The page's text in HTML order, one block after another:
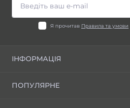
Я прочитав Правила та умови
ІНФОРМАЦІЯ
Відгуки
ПОПУЛЯРНЕ